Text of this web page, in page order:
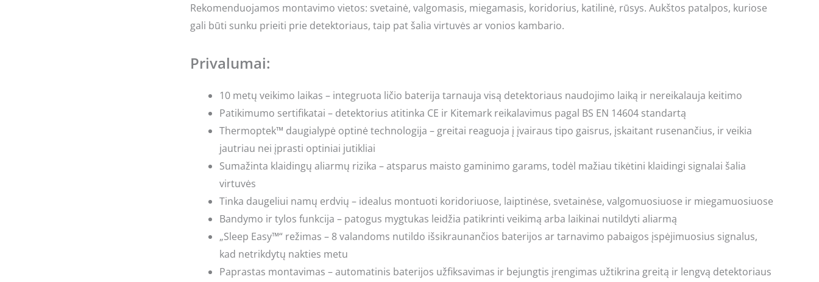
Rekomenduojamos montavimo vietos: svetainė, valgomasis, miegamasis, koridorius, katilinė, rūsys. Aukštos patalpos, kuriose
gali būti sunku prieiti prie detektoriaus, taip pat šalia virtuvės ar vonios kambario.
Privalumai:
10 metų veikimo laikas – integruota ličio baterija tarnauja visą detektoriaus naudojimo laiką ir nereikalauja keitimo
Patikimumo sertifikatai – detektorius atitinka CE ir Kitemark reikalavimus pagal BS EN 14604 standartą
Thermoptek™ daugialypė optinė technologija – greitai reaguoja į įvairaus tipo gaisrus, įskaitant rusenančius, ir veikia
jautriau nei įprasti optiniai jutikliai
Sumažinta klaidingų aliarmų rizika – atsparus maisto gaminimo garams, todėl mažiau tikėtini klaidingi signalai šalia
virtuvės
Tinka daugeliui namų erdvių – idealus montuoti koridoriuose, laiptinėse, svetainėse, valgomuosiuose ir miegamuosiuose
Bandymo ir tylos funkcija – patogus mygtukas leidžia patikrinti veikimą arba laikinai nutildyti aliarmą
„Sleep Easy™“ režimas – 8 valandoms nutildo išsikraunančios baterijos ar tarnavimo pabaigos įspėjimuosius signalus,
kad netrikdytų nakties metu
Paprastas montavimas – automatinis baterijos užfiksavimas ir bejungtis įrengimas užtikrina greitą ir lengvą detektoriaus